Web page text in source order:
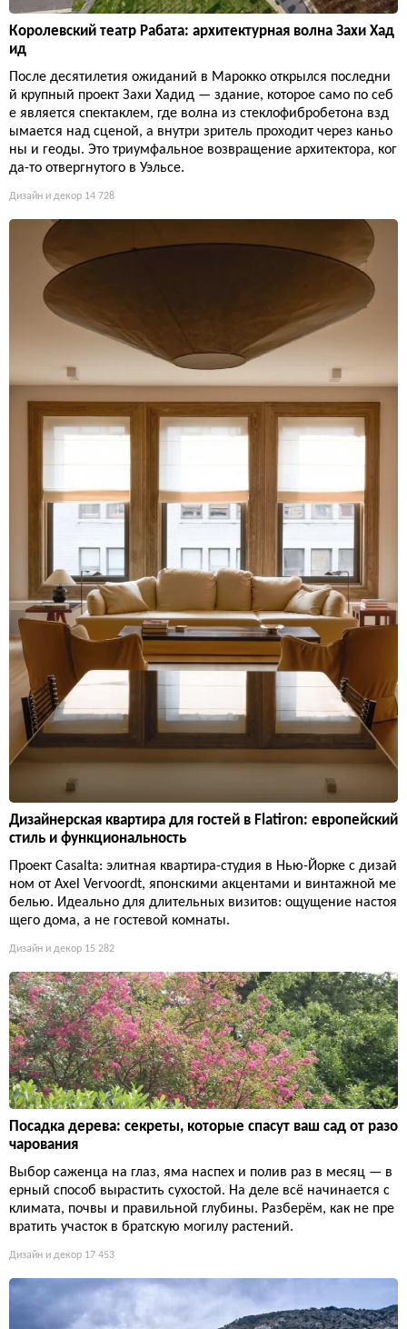
Королевский театр Рабата: архитектурная волна Захи Хад
ид
После десятилетия ожиданий в Марокко открылся последни
й крупный проект Захи Хадид — здание, которое само по себ
е является спектаклем, где волна из стеклофибробетона взд
ымается над сценой, а внутри зритель проходит через каньо
ны и геоды. Это триумфальное возвращение архитектора, ког
да-то отвергнутого в Уэльсе.
Дизайн и декор 14 728
Дизайнерская квартира для гостей в Flatiron: европейский
стиль и функциональность
Проект Casalta: элитная квартира-студия в Нью-Йорке с дизай
ном от Axel Vervoordt, японскими акцентами и винтажной ме
белью. Идеально для длительных визитов: ощущение настоя
щего дома, а не гостевой комнаты.
Дизайн и декор 15 282
Посадка дерева: секреты, которые спасут ваш сад от разо
чарования
Выбор саженца на глаз, яма наспех и полив раз в месяц — в
ерный способ вырастить сухостой. На деле всё начинается с
климата, почвы и правильной глубины. Разберём, как не пре
вратить участок в братскую могилу растений.
Дизайн и декор 17 453